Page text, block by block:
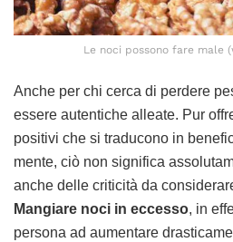
Le noci possono fare male
Anche per chi cerca di perdere
essere autentiche alleate. Pur
positivi che si traducono in
mente, ciò non significa
anche delle criticità da
Mangiare noci in eccesso, in
persona ad aumentare